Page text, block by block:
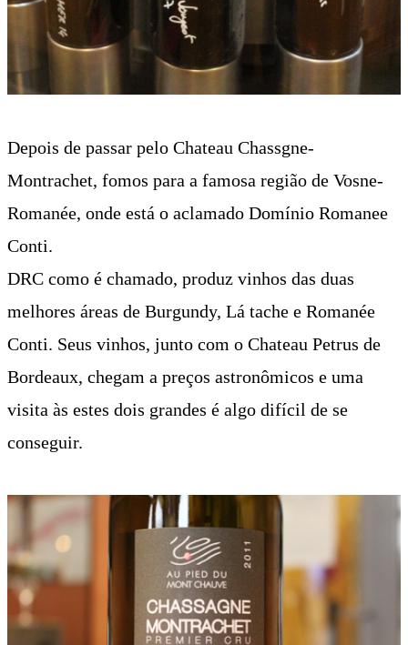
Depois de passar pelo Chateau Chassgne-
Montrachet, fomos para a famosa região de Vosne-
Romanée, onde está o aclamado Domínio Romanee
Conti.
DRC como é chamado, produz vinhos das duas
melhores áreas de Burgundy, Lá tache e Romanée
Conti. Seus vinhos, junto com o Chateau Petrus de
Bordeaux, chegam a preços astronômicos e uma
visita às estes dois grandes é algo difícil de se
conseguir.